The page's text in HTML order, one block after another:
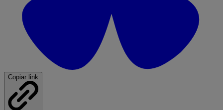
Copiar link